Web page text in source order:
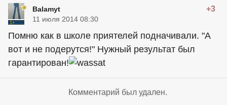
Balamyt +3
11 июля 2014 08:30
Помню как в школе приятелей подначивали. "А
вот и не подерутся!" Нужный результат был
гарантирован!
Комментарий был удален.